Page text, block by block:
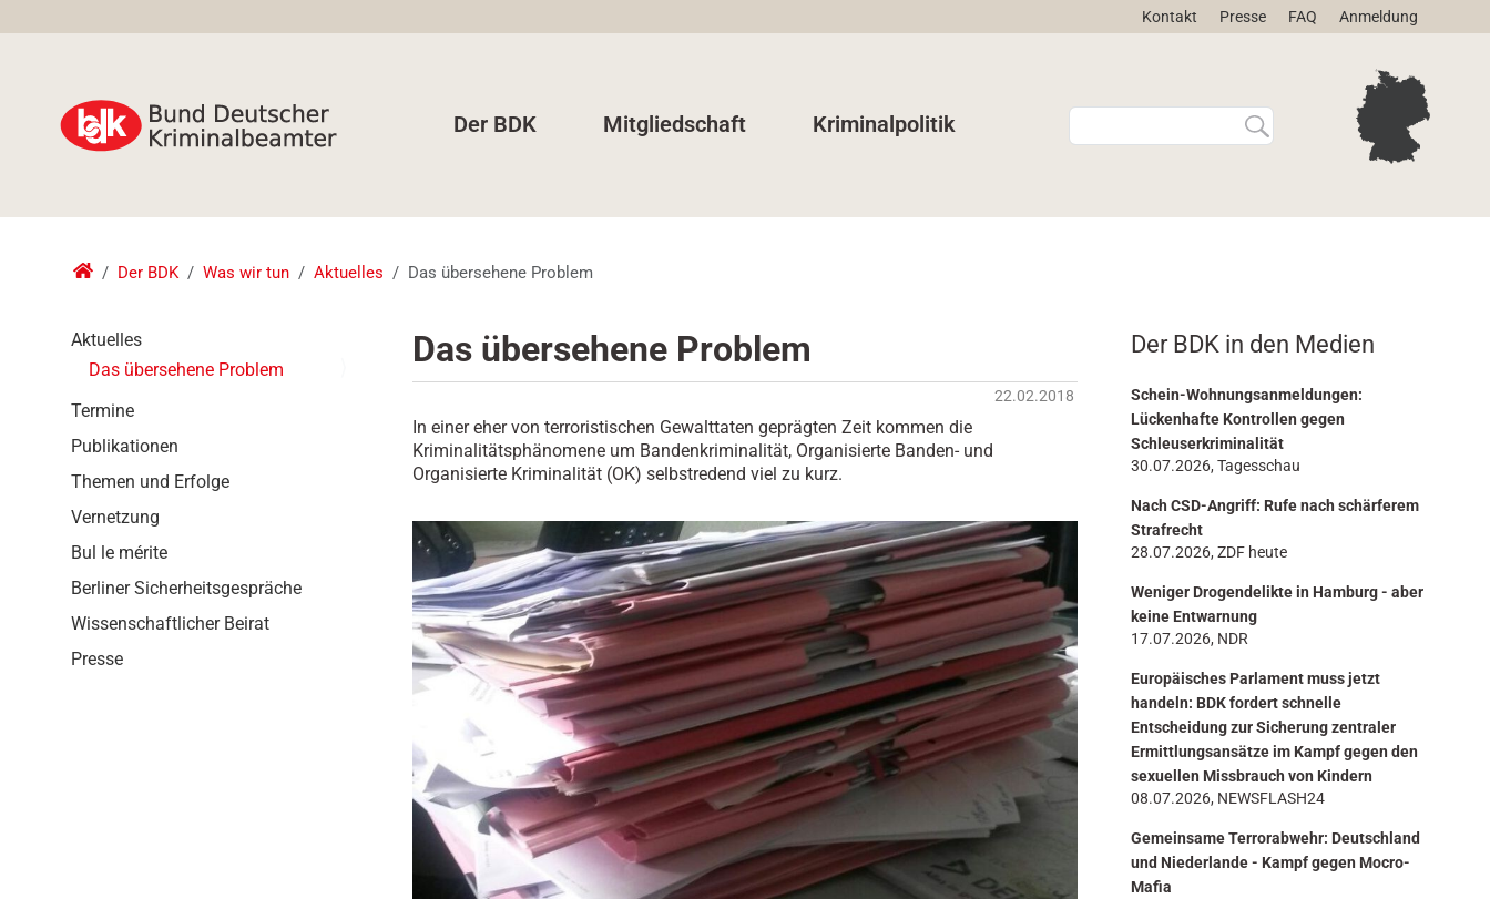
Kontakt Presse FAQ Anmeldung
Der BDK Mitgliedschaft Kriminalpolitik
W
e
s
E
r
c
Der BDK Was wir tun Aktuelles Das übersehene Problem
Das übersehene Problem
22.02.2018
In einer eher von terroristischen Gewalttaten geprägten Zeit kommen die
Kriminalitätsphänomene um Bandenkriminalität, Organisierte Banden- und
Organisierte Kriminalität (OK) selbstredend viel zu kurz.
Aktuelles
Das übersehene Problem
Termine
Publikationen
Themen und Erfolge
Vernetzung
Bul le mérite
Berliner Sicherheitsgespräche
Wissenschaftlicher Beirat
Presse
Der BDK in den Medien
Schein-Wohnungsanmeldungen:
Lückenhafte Kontrollen gegen
Schleuserkriminalität
30.07.2026, Tagesschau
Nach CSD-Angriff: Rufe nach schärferem
Strafrecht
28.07.2026, ZDF heute
Weniger Drogendelikte in Hamburg - aber
keine Entwarnung
17.07.2026, NDR
Europäisches Parlament muss jetzt
handeln: BDK fordert schnelle
Entscheidung zur Sicherung zentraler
Ermittlungsansätze im Kampf gegen den
sexuellen Missbrauch von Kindern
08.07.2026, NEWSFLASH24
Gemeinsame Terrorabwehr: Deutschland
und Niederlande - Kampf gegen Mocro-
Mafia